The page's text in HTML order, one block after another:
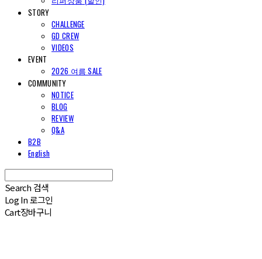
STORY
CHALLENGE
GD CREW
VIDEOS
EVENT
2026 여름 SALE
COMMUNITY
NOTICE
BLOG
REVIEW
Q&A
B2B
English
Search 검색
Log In로그인
Cart장바구니